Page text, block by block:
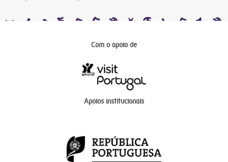
Com o apoio de
Apoios institucionais